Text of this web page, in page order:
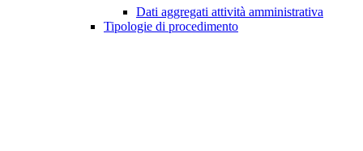
Dati aggregati attività amministrativa
Tipologie di procedimento